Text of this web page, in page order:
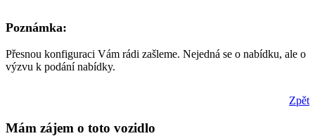
Poznámka:
Přesnou konfiguraci Vám rádi zašleme. Nejedná se o nabídku, ale o
výzvu k podání nabídky.
Zpět
Mám zájem o toto vozidlo